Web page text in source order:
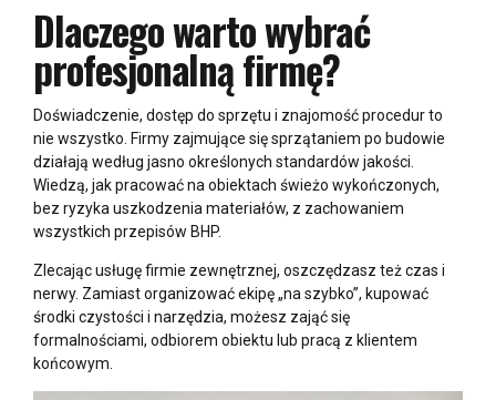
Dlaczego warto wybrać
profesjonalną firmę?
Doświadczenie, dostęp do sprzętu i znajomość procedur to
nie wszystko. Firmy zajmujące się sprzątaniem po budowie
działają według jasno określonych standardów jakości.
Wiedzą, jak pracować na obiektach świeżo wykończonych,
bez ryzyka uszkodzenia materiałów, z zachowaniem
wszystkich przepisów BHP.
Zlecając usługę firmie zewnętrznej, oszczędzasz też czas i
nerwy. Zamiast organizować ekipę „na szybko”, kupować
środki czystości i narzędzia, możesz zająć się
formalnościami, odbiorem obiektu lub pracą z klientem
końcowym.